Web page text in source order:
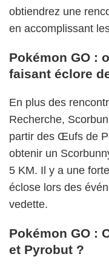
obtiendrez une
en accomplissant
Pokémon GO :
faisant éclore
En plus des
Recherche,
partir des Œufs de
obtenir un
5 KM. Il y a une
éclose lors des
vedette.
Pokémon GO :
et Pyrobut ?